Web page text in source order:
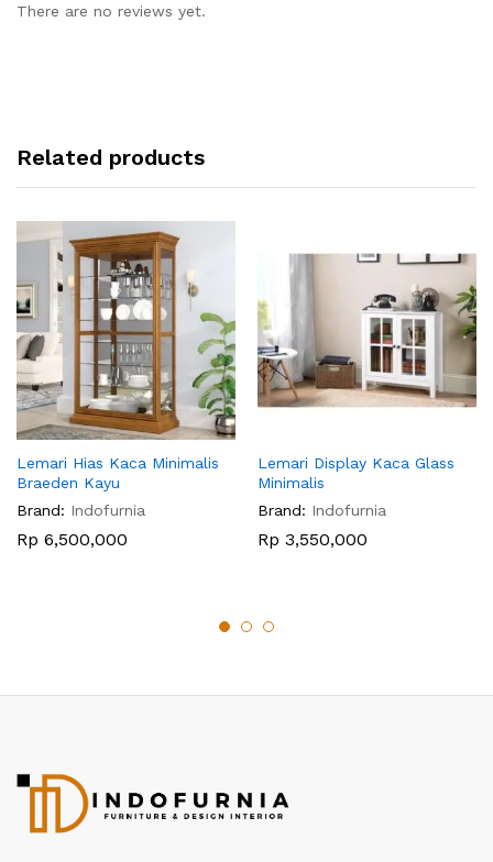
There are no reviews yet.
Related products
Lemari Hias Kaca Minimalis
Braeden Kayu
Brand: Indofurnia
Rp 6,500,000
Lemari Display Kaca Glass
Minimalis
Brand: Indofurnia
Rp 3,550,000